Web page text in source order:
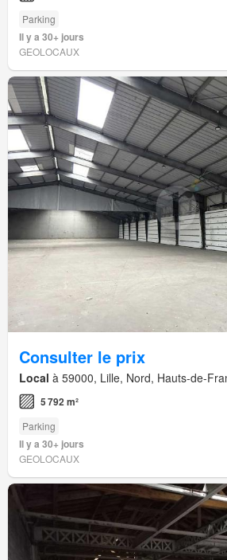
Parking
Il y a 30+ jours
GEOLOCAUX
Consulter le prix
Local à 59000, Lille, Nord, Hauts-de-
5 792 m²
Parking
Il y a 30+ jours
GEOLOCAUX